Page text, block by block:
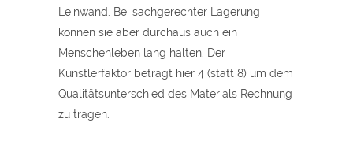
Leinwand. Bei sachgerechter Lagerung
können sie aber durchaus auch ein
Menschenleben lang halten. Der
Künstlerfaktor beträgt hier 4 (statt 8) um dem
Qualitätsunterschied des Materials Rechnung
zu tragen.